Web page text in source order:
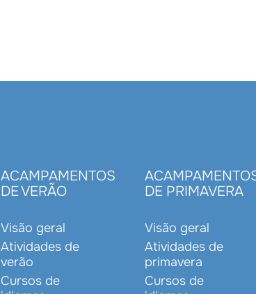
ACAMPAMENTOS
DE VERÃO
Visão geral
Atividades de
verão
Cursos de
DE PRIMAVERA
Visão geral
Atividades de
primavera
Cursos de